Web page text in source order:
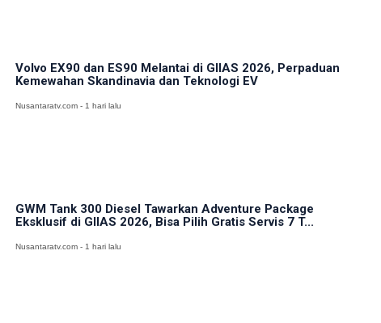
Volvo EX90 dan ES90 Melantai di GIIAS 2026, Perpaduan
Kemewahan Skandinavia dan Teknologi EV
Nusantaratv.com - 1 hari lalu
GWM Tank 300 Diesel Tawarkan Adventure Package
Eksklusif di GIIAS 2026, Bisa Pilih Gratis Servis 7 T...
Nusantaratv.com - 1 hari lalu